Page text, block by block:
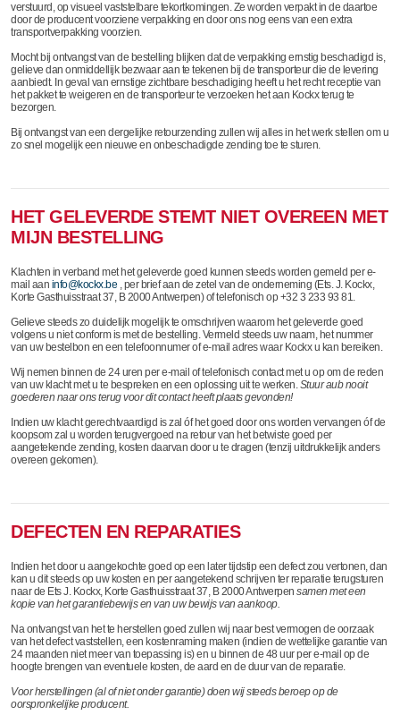
verstuurd, op visueel vaststelbare tekortkomingen. Ze worden verpakt in de daartoe
door de producent voorziene verpakking en door ons nog eens van een extra
transportverpakking voorzien.
Mocht bij ontvangst van de bestelling blijken dat de verpakking ernstig beschadigd is,
gelieve dan onmiddellijk bezwaar aan te tekenen bij de transporteur die de levering
aanbiedt. In geval van ernstige zichtbare beschadiging heeft u het recht receptie van
het pakket te weigeren en de transporteur te verzoeken het aan Kockx terug te
bezorgen.
Bij ontvangst van een dergelijke retourzending zullen wij alles in het werk stellen om u
zo snel mogelijk een nieuwe en onbeschadigde zending toe te sturen.
HET GELEVERDE STEMT NIET OVEREEN MET
MIJN BESTELLING
Klachten in verband met het geleverde goed kunnen steeds worden gemeld per e-
mail aan info@kockx.be , per brief aan de zetel van de onderneming (Ets. J. Kockx,
Korte Gasthuisstraat 37, B 2000 Antwerpen) of telefonisch op +32 3 233 93 81.
Gelieve steeds zo duidelijk mogelijk te omschrijven waarom het geleverde goed
volgens u niet conform is met de bestelling. Vermeld steeds uw naam, het nummer
van uw bestelbon en een telefoonnumer of e-mail adres waar Kockx u kan bereiken.
Wij nemen binnen de 24 uren per e-mail of telefonisch contact met u op om de reden
van uw klacht met u te bespreken en een oplossing uit te werken.Stuur aub nooit
goederen naar ons terug voor dit contact heeft plaats gevonden!
Indien uw klacht gerechtvaardigd is zal óf het goed door ons worden vervangen óf de
koopsom zal u worden terugvergoed na retour van het betwiste goed per
aangetekende zending, kosten daarvan door u te dragen (tenzij uitdrukkelijk anders
overeen gekomen).
DEFECTEN EN REPARATIES
Indien het door u aangekochte goed op een later tijdstip een defect zou vertonen, dan
kan u dit steeds op uw kosten en per aangetekend schrijven ter reparatie terugsturen
naar de Ets J. Kockx, Korte Gasthuisstraat 37, B 2000 Antwerpen samen met een
kopie van het garantiebewijs en van uw bewijs van aankoop.
Na ontvangst van het te herstellen goed zullen wij naar best vermogen de oorzaak
van het defect vaststellen, een kostenraming maken (indien de wettelijke garantie van
24 maanden niet meer van toepassing is) en u binnen de 48 uur per e-mail op de
hoogte brengen van eventuele kosten, de aard en de duur van de reparatie.
Voor herstellingen (al of niet onder garantie) doen wij steeds beroep op de
oorspronkelijke producent.